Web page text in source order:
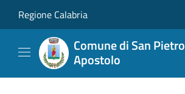
Regione Calabria
Comune di San Pietro
Apostolo